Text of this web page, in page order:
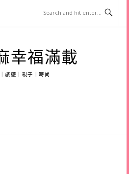
幸福滿載
旅遊｜親子｜時尚